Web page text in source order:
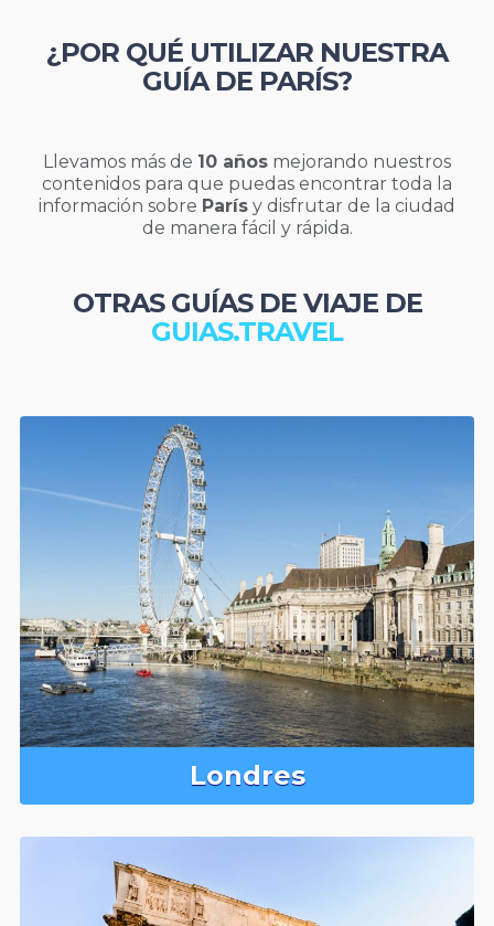
¿POR QUÉ UTILIZAR NUESTRA
GUÍA DE PARÍS?
Llevamos más de 10 años mejorando nuestros
contenidos para que puedas encontrar toda la
información sobre París y disfrutar de la ciudad
de manera fácil y rápida.
OTRAS GUÍAS DE VIAJE DE
GUIAS.TRAVEL
Londres